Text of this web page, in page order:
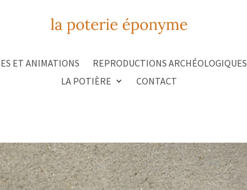
ET ANIMATIONS REPRODUCTIONS ARCHÉOLOGIQUES
LA POTIÈRE
CONTACT